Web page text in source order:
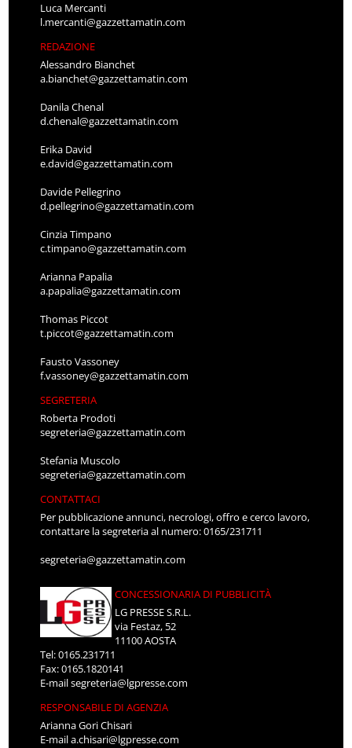
Luca Mercanti
l.mercanti@gazzettamatin.com
REDAZIONE
Alessandro Bianchet
a.bianchet@gazzettamatin.com
Danila Chenal
d.chenal@gazzettamatin.com
Erika David
e.david@gazzettamatin.com
Davide Pellegrino
d.pellegrino@gazzettamatin.com
Cinzia Timpano
c.timpano@gazzettamatin.com
Arianna Papalia
a.papalia@gazzettamatin.com
Thomas Piccot
t.piccot@gazzettamatin.com
Fausto Vassoney
f.vassoney@gazzettamatin.com
SEGRETERIA
Roberta Prodoti
segreteria@gazzettamatin.com
Stefania Muscolo
segreteria@gazzettamatin.com
CONTATTACI
Per pubblicazione annunci, necrologi, offro e cerco lavoro,
contattare la segreteria al numero: 0165/231711
segreteria@gazzettamatin.com
CONCESSIONARIA DI PUBBLICITÀ
LG PRESSE S.R.L.
via Festaz, 52
11100 AOSTA
Tel: 0165.231711
Fax: 0165.1820141
E-mailsegreteria@lgpresse.com
RESPONSABILE DI AGENZIA
Arianna Gori Chisari
E-maila.chisari@lgpresse.com